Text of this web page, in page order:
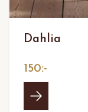
Dahlia
150:-